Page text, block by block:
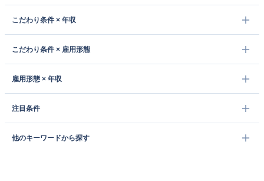
こだわり条件 × 年収
こだわり条件 × 雇用形態
雇用形態 × 年収
注目条件
他のキーワードから探す